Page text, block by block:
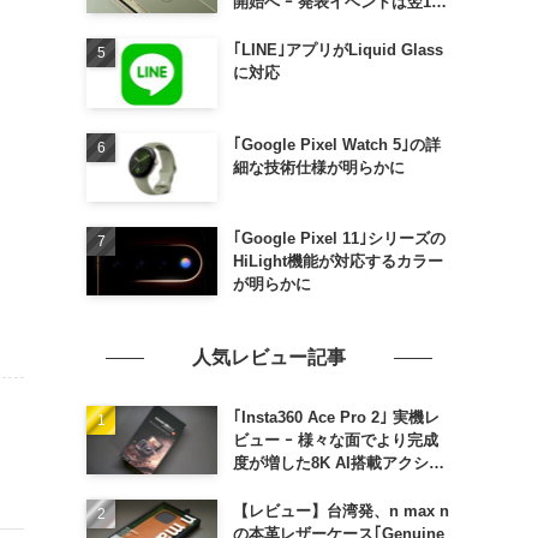
｢LINE｣アプリがLiquid Glass
に対応
｢Google Pixel Watch 5｣の詳
細な技術仕様が明らかに
｢Google Pixel 11｣シリーズの
HiLight機能が対応するカラー
が明らかに
人気レビュー記事
｢Insta360 Ace Pro 2｣ 実機レ
ビュー ｰ 様々な面でより完成
度が増した8K AI搭載アクショ
【レビュー】台湾発、n max n
の本革レザーケース｢Genuine